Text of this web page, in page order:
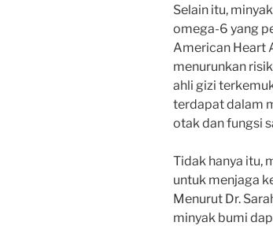
Selain itu,
omega-6 yang
American Heart
menurunkan
ahli gizi
terdapat dalam
otak dan fungsi
Tidak hanya itu,
untuk menjaga
Menurut Dr.
minyak bumi